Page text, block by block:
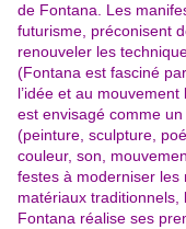
de Fontana. Les
futurisme, préconisent
renouveler les
(Fontana est fasciné
l’idée et au
est envisagé comme
(peinture, sculpture,
couleur, son,
festes à moderniser les
matériaux
Fontana réalise ses